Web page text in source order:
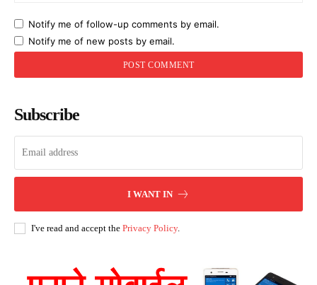
Notify me of follow-up comments by email.
Notify me of new posts by email.
Subscribe
I WANT IN
I've read and accept the Privacy Policy.